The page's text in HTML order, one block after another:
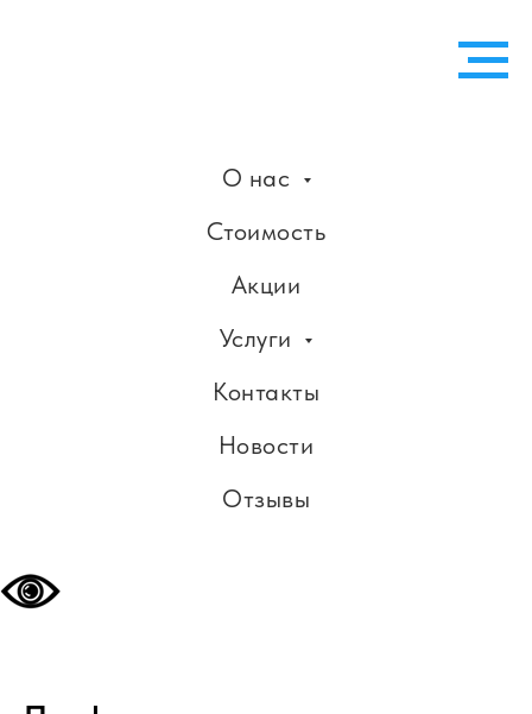
О нас
Стоимость
Акции
Услуги
Контакты
Новости
Отзывы